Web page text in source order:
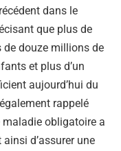
dans le
que plus de
douze millions de
et plus d’un
aujourd’hui du
rappelé
maladie obligatoire a
d’assurer une